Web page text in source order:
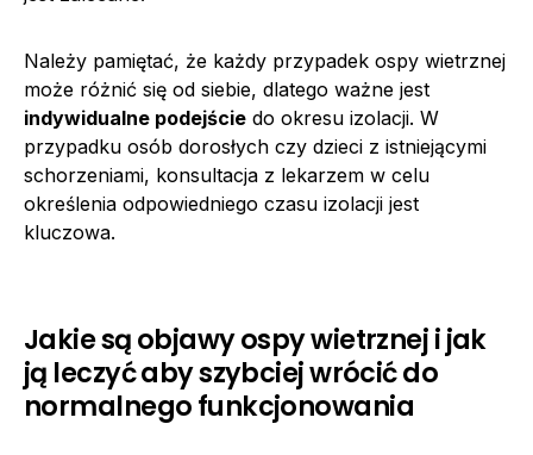
Należy pamiętać, że każdy przypadek ospy wietrznej
może różnić się od siebie, dlatego ważne jest
indywidualne podejście do okresu izolacji. W
przypadku osób dorosłych czy dzieci z istniejącymi
schorzeniami, konsultacja z lekarzem w celu
określenia odpowiedniego czasu izolacji jest
kluczowa.
Jakie są objawy ospy wietrznej i jak
ją leczyć aby szybciej wrócić do
normalnego funkcjonowania